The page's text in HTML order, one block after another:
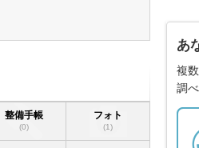
整備手帳
(0)
フォト
(1)
あ
複
調